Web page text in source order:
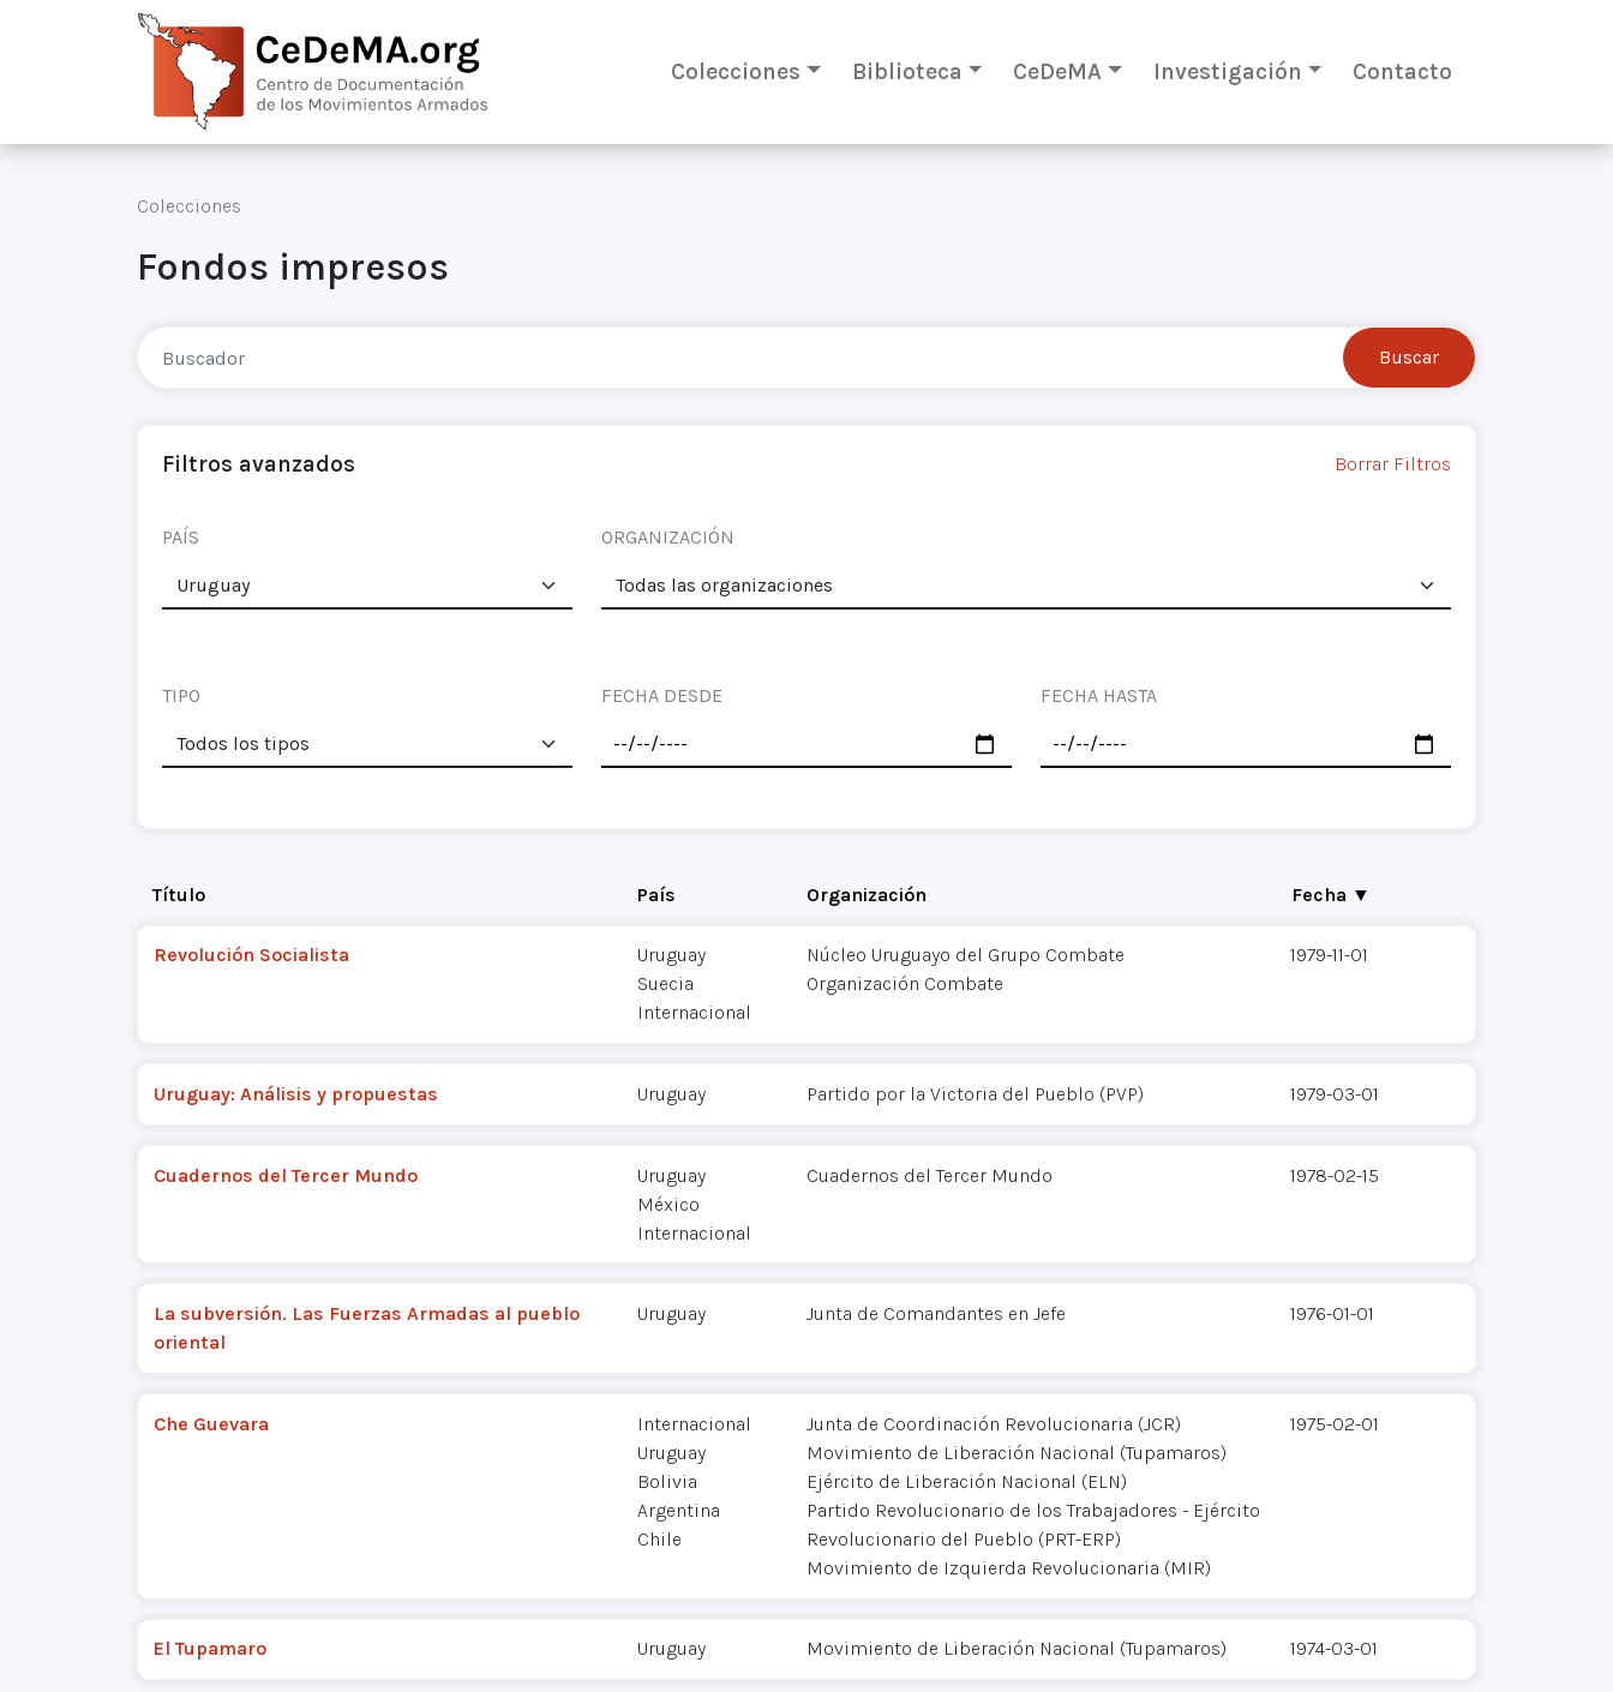
Colecciones Biblioteca CeDeMA Investigación Contacto
Colecciones
Fondos impresos
Filtros avanzados Borrar Filtros
PAÍS ORGANIZACIÓN
TIPO FECHA DESDE FECHA HASTA
Título País Organización Fecha ▼
Revolución Socialista
Uruguay
Suecia
Internacional
Núcleo Uruguayo del Grupo Combate
Organización Combate
1979-11-01
Uruguay: Análisis y propuestas Uruguay Partido por la Victoria del Pueblo (PVP) 1979-03-01
Cuadernos del Tercer Mundo
Uruguay
México
Internacional
Cuadernos del Tercer Mundo 1978-02-15
La subversión. Las Fuerzas Armadas al pueblo
oriental
Uruguay Junta de Comandantes en Jefe 1976-01-01
Che Guevara
Internacional
Uruguay
Bolivia
Argentina
Chile
Junta de Coordinación Revolucionaria (JCR)
Movimiento de Liberación Nacional (Tupamaros)
Ejército de Liberación Nacional (ELN)
Partido Revolucionario de los Trabajadores - Ejército
Revolucionario del Pueblo (PRT-ERP)
Movimiento de Izquierda Revolucionaria (MIR)
1975-02-01
El Tupamaro Uruguay Movimiento de Liberación Nacional (Tupamaros) 1974-03-01